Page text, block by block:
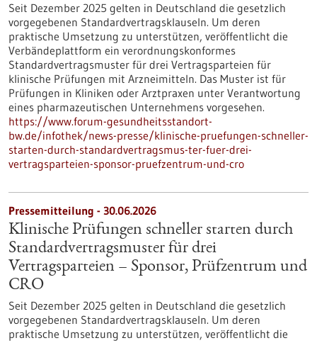
Seit Dezember 2025 gelten in Deutschland die gesetzlich
vorgegebenen Standardvertragsklauseln. Um deren
praktische Umsetzung zu unterstützen, veröffentlicht die
Verbändeplattform ein verordnungskonformes
Standardvertragsmuster für drei Vertragsparteien für
klinische Prüfungen mit Arzneimitteln. Das Muster ist für
Prüfungen in Kliniken oder Arztpraxen unter Verantwortung
eines pharmazeutischen Unternehmens vorgesehen.
https://www.forum-gesundheitsstandort-
bw.de/infothek/news-presse/klinische-pruefungen-schneller-
starten-durch-standardvertragsmus-ter-fuer-drei-
vertragsparteien-sponsor-pruefzentrum-und-cro
Pressemitteilung - 30.06.2026
Klinische Prüfungen schneller starten durch
Standardvertragsmuster für drei
Vertragsparteien – Sponsor, Prüfzentrum und
CRO
Seit Dezember 2025 gelten in Deutschland die gesetzlich
vorgegebenen Standardvertragsklauseln. Um deren
praktische Umsetzung zu unterstützen, veröffentlicht die